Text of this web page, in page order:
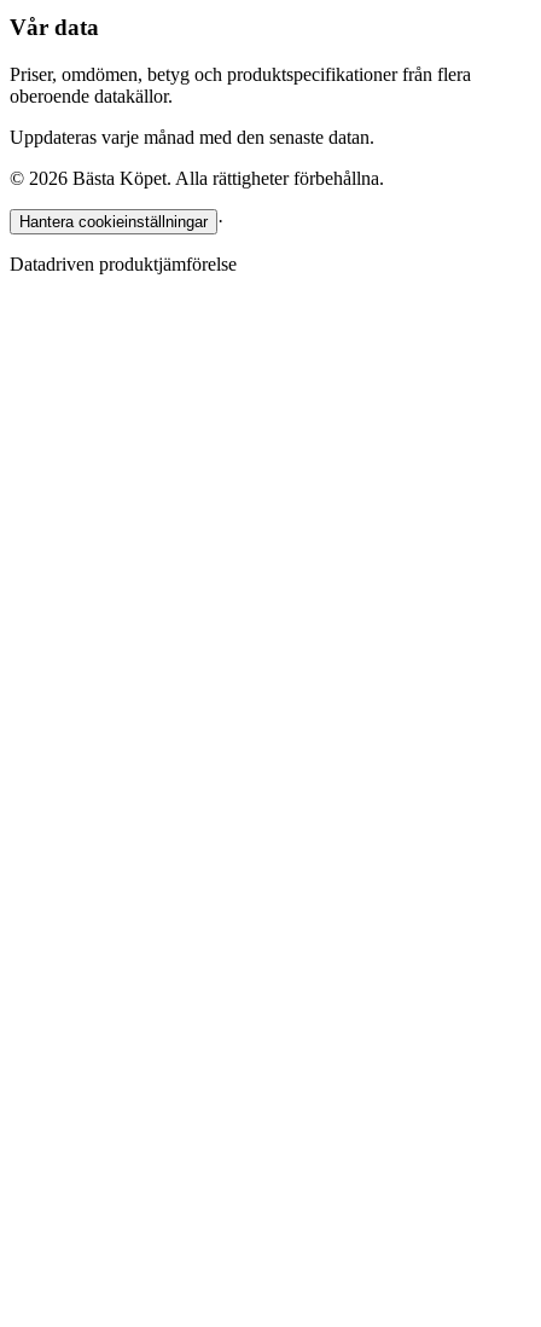
Vår data
Priser, omdömen, betyg och produktspecifikationer från flera
oberoende datakällor.
Uppdateras varje månad med den senaste datan.
© 2026 Bästa Köpet. Alla rättigheter förbehållna.
Hantera cookieinställningar ·
Datadriven produktjämförelse